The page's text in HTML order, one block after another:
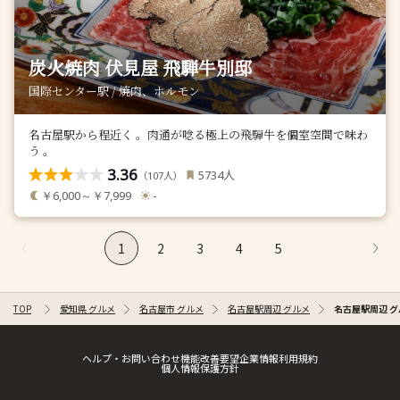
炭火焼肉 伏見屋 飛騨牛別邸
国際センター駅 / 焼肉、ホルモン
名古屋駅から程近く 。肉通が唸る極上の飛騨牛を個室空間で味わ
う 。
3.36 （107人） 5734人
￥6,000～￥7,999 -
1 2 3 4 5
TOP 愛知県 グルメ 名古屋市 グルメ 名古屋駅周辺 グルメ 名古屋駅周辺
ヘルプ・お問い合わせ機能改善要望企業情報利用規約
個人情報保護方針